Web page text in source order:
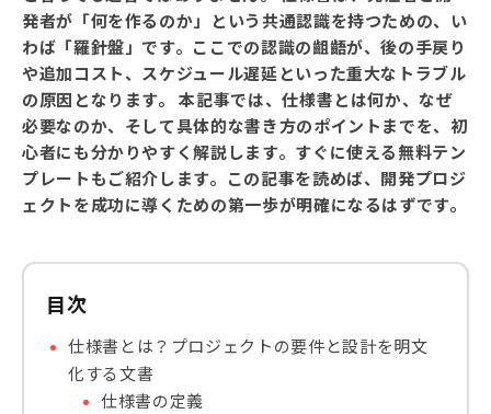
発者が「何を作るのか」という共通認識を持つための、い
わば「羅針盤」です。ここでの認識の齟齬が、後の手戻り
や追加コスト、スケジュール遅延といった重大なトラブル
の原因となります。 本記事では、仕様書とは何か、なぜ
必要なのか、そして具体的な書き方のポイントまでを、初
心者にも分かりやすく解説します。すぐに使える無料テン
プレートもご紹介します。この記事を読めば、開発プロジ
ェクトを成功に導くための第一歩が明確になるはずです。
目次
仕様書とは？プロジェクトの要件と設計を明文
化する文書
仕様書の定義